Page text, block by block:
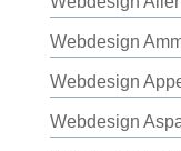
Webdesign
Webdesign
Webdesign